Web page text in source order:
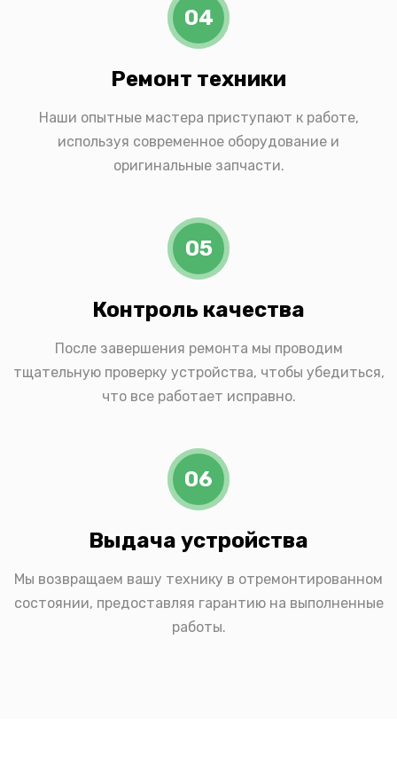
04
Ремонт техники
Наши опытные мастера приступают к работе,
используя современное оборудование и
оригинальные запчасти.
05
Контроль качества
После завершения ремонта мы проводим
тщательную проверку устройства, чтобы убедиться,
что все работает исправно.
06
Выдача устройства
Мы возвращаем вашу технику в отремонтированном
состоянии, предоставляя гарантию на выполненные
работы.